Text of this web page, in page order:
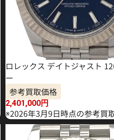
ロレックス デイトジャスト
ー
参考買取価格
2,401,000円
※2026年3月9日時点の参考買